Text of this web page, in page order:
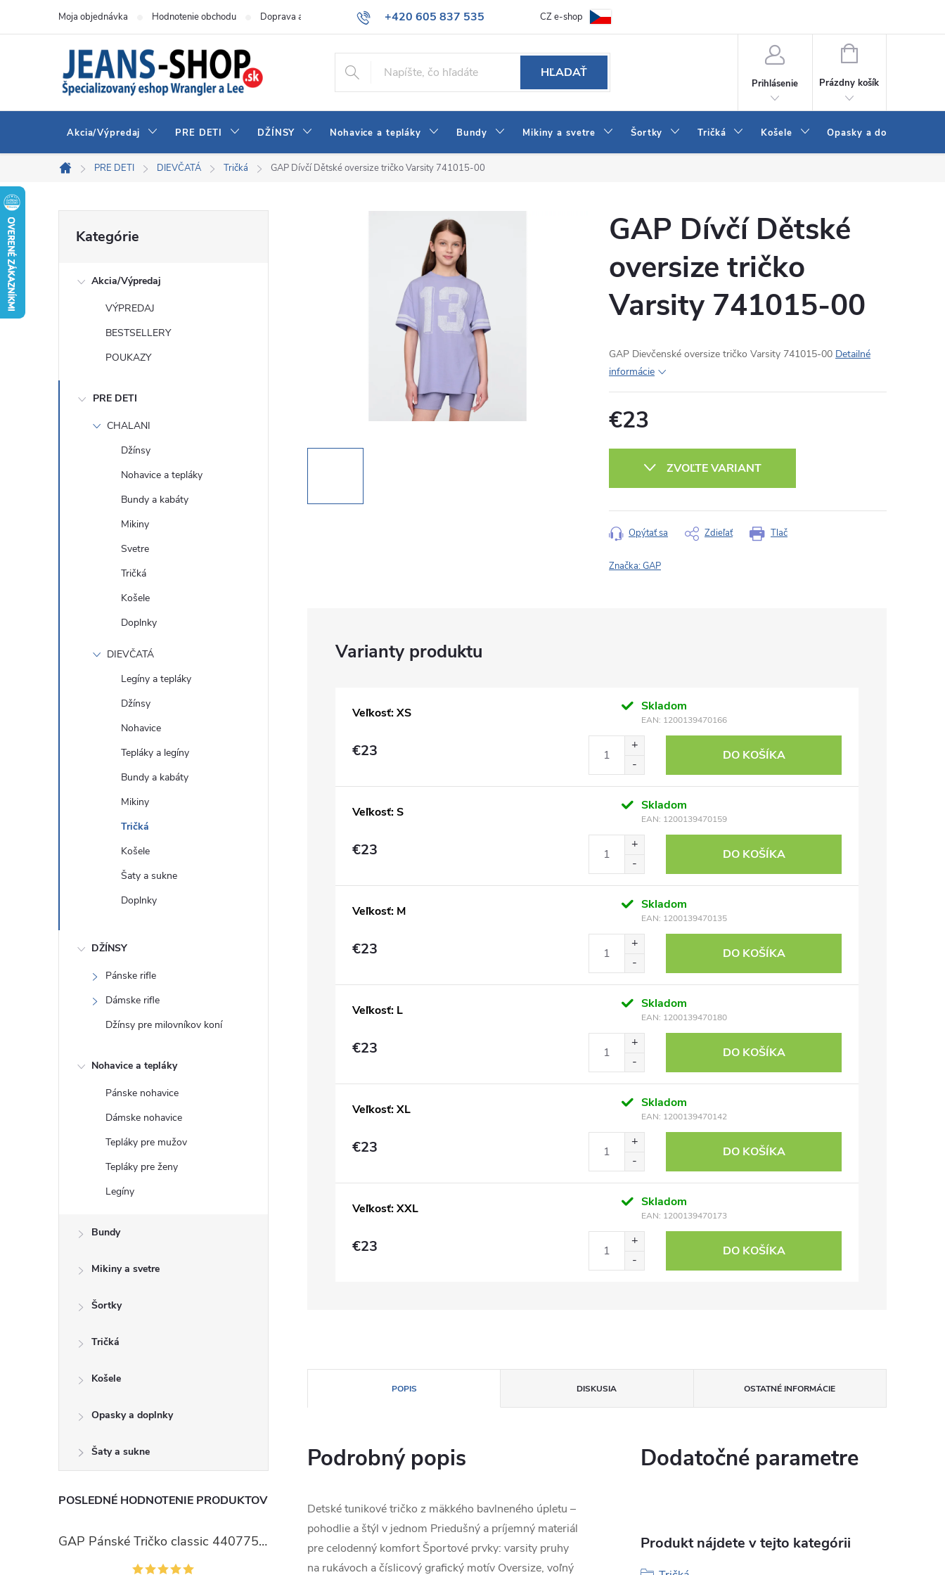
+420 605 837 535
info@jeans-shop.sk
Moja objednávka Hodnotenie obchodu Doprava a platba Všeobecné obchodné podmienky Ako vybrať džínsy Wrangler a LEE
CZ e-shop
HĽADAŤ
Prihlásenie
NÁKUPNÝ
Prázdny košík
Akcia/Výpredaj PRE DETI DŽÍNSY Nohavice a tepláky Bundy Mikiny a svetre Šortky Tričká Košele Opasky a doplnky
Domov
PRE DETI DIEVČATÁ Tričká GAP Dívčí Dětské oversize tričko Varsity 741015-00
kategórie
Kategórie
Akcia/Výpredaj
VÝPREDAJ
BESTSELLERY
POUKAZY
PRE DETI
CHALANI
Džínsy
Nohavice a tepláky
Bundy a kabáty
Mikiny
Svetre
Tričká
Košele
Doplnky
DIEVČATÁ
Legíny a tepláky
Džínsy
Nohavice
Tepláky a legíny
Bundy a kabáty
Mikiny
Tričká
Košele
Šaty a sukne
Doplnky
DŽÍNSY
Pánske rifle
Dámske rifle
Džínsy pre milovníkov koní
Nohavice a tepláky
Pánske nohavice
Dámske nohavice
Tepláky pre mužov
Tepláky pre ženy
Legíny
Bundy
Mikiny a svetre
Šortky
Tričká
Košele
Opasky a doplnky
Šaty a sukne
POSLEDNÉ HODNOTENIE PRODUKTOV
GAP Pánské Tričko classic 440775-00
GAP Dívčí Dětské
oversize tričko
Varsity 741015-00
GAP Dievčenské oversize tričko Varsity 741015-00 Detailné
informácie
€23
ZVOĽTE VARIANT
Tlač
Opýtať sa Zdieľať
Značka:GAP
Veľkosť: XS Skladom
EAN: 1200139470166
€23 DO KOŠÍKA
Veľkosť: S Skladom
EAN: 1200139470159
€23 DO KOŠÍKA
Veľkosť: M Skladom
EAN: 1200139470135
€23 DO KOŠÍKA
Veľkosť: L Skladom
EAN: 1200139470180
€23 DO KOŠÍKA
Veľkosť: XL Skladom
EAN: 1200139470142
€23 DO KOŠÍKA
Veľkosť: XXL Skladom
EAN: 1200139470173
€23 DO KOŠÍKA
POPIS DISKUSIA OSTATNÉ INFORMÁCIE
Podrobný popis
Detské tunikové tričko z mäkkého bavlneného úpletu –
pohodlie a štýl v jednom Priedušný a príjemný materiál
pre celodenný komfort Športové prvky: varsity pruhy
na rukávoch a číslicový grafický motív Oversize, voľný
Dodatočné parametre
Produkt nájdete v tejto kategórii